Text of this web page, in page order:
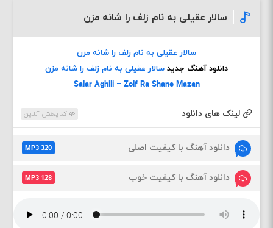
سالار عقیلی به نام زلف را شانه مزن
سالار عقیلی به نام زلف را شانه مزن
دانلود آهنگ جدید سالار عقیلی به نام زلف را شانه مزن
Salar Aghili – Zolf Ra Shane Mazan
لینک های دانلود کد پخش آنلاین
دانلود آهنگ با کیفیت اصلی MP3 320
دانلود آهنگ با کیفیت خوب MP3 128